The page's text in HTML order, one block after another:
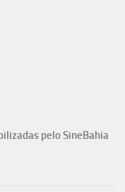
pelo SineBahia